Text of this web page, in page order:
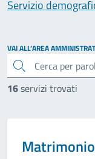
cerca
16servizi trovati
Categoria:
Servizio
VAI ALL’AREA